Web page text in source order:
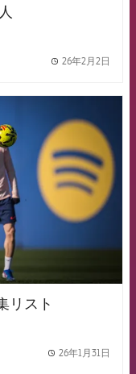
26年2月2日
リスト
26年1月31日